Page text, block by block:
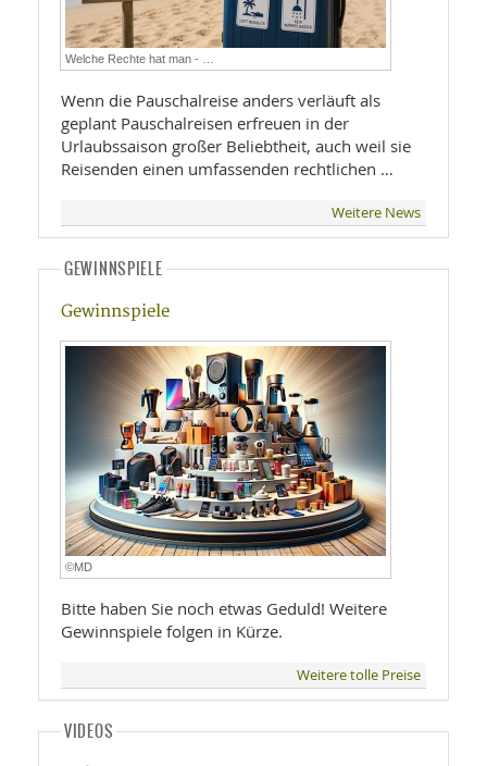
Welche Rechte hat man - …
Wenn die Pauschalreise anders verläuft als
geplant Pauschalreisen erfreuen in der
Urlaubssaison großer Beliebtheit, auch weil sie
Reisenden einen umfassenden rechtlichen …
Weitere News
GEWINNSPIELE
Gewinnspiele
©MD
Bitte haben Sie noch etwas Geduld! Weitere
Gewinnspiele folgen in Kürze.
Weitere tolle Preise
VIDEOS